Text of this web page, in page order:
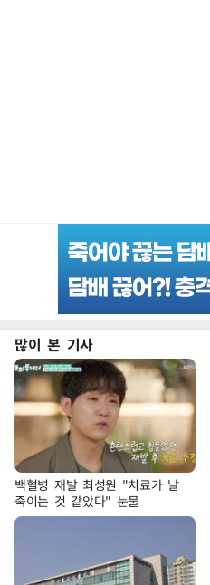
많이 본 기사
백혈병 재발 최성원 "치료가 날
죽이는 것 같았다" 눈물